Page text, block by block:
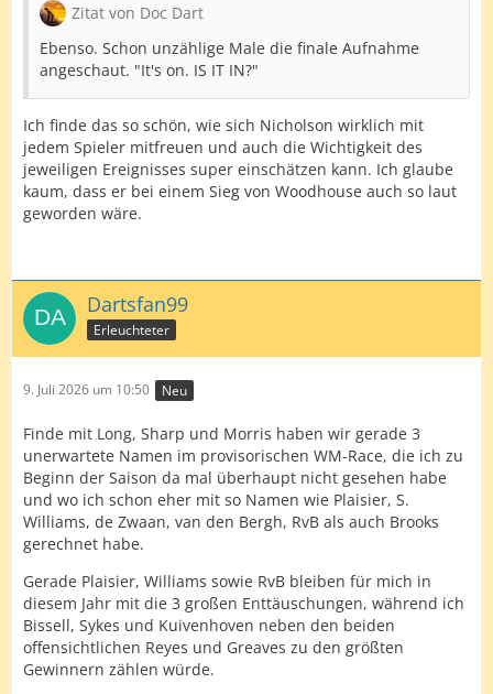
Zitat von Doc Dart
Ebenso. Schon unzählige Male die finale Aufnahme
angeschaut. "It's on. IS IT IN?"
Ich finde das so schön, wie sich Nicholson wirklich mit
jedem Spieler mitfreuen und auch die Wichtigkeit des
jeweiligen Ereignisses super einschätzen kann. Ich glaube
kaum, dass er bei einem Sieg von Woodhouse auch so laut
geworden wäre.
Dartsfan99
Erleuchteter
9. Juli 2026 um 10:50 Neu
Finde mit Long, Sharp und Morris haben wir gerade 3
unerwartete Namen im provisorischen WM-Race, die ich zu
Beginn der Saison da mal überhaupt nicht gesehen habe
und wo ich schon eher mit so Namen wie Plaisier, S.
Williams, de Zwaan, van den Bergh, RvB als auch Brooks
gerechnet habe.
Gerade Plaisier, Williams sowie RvB bleiben für mich in
diesem Jahr mit die 3 großen Enttäuschungen, während ich
Bissell, Sykes und Kuivenhoven neben den beiden
offensichtlichen Reyes und Greaves zu den größten
Gewinnern zählen würde.